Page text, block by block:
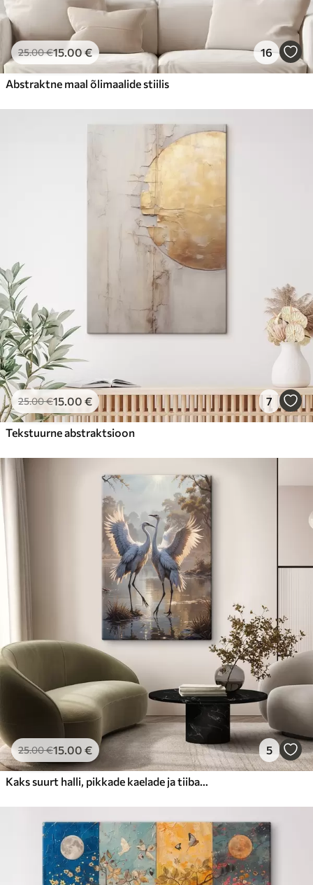
25.00€15.00€ 16
Abstraktne maal õlimaalide stiilis
25.00€15.00 € 7
Tekstuurne abstraktsioon
25.00€15.00 € 5
Kaks suurt halli, pikkade kaelade ja tiibadega kraanat, mis seisavad puudest ümbritsetud udujärves